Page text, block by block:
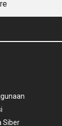
Siber